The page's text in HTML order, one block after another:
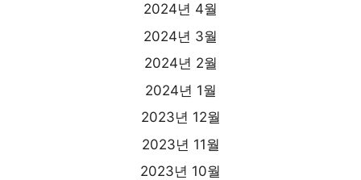
2024년 4월
2024년 3월
2024년 2월
2024년 1월
2023년 12월
2023년 11월
2023년 10월